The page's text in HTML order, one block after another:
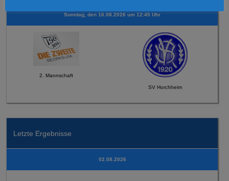
Sonntag, den 16.08.2026 um 12:45 Uhr
2. Mannschaft
SV Horchheim
Letzte Ergebnisse
02.08.2026